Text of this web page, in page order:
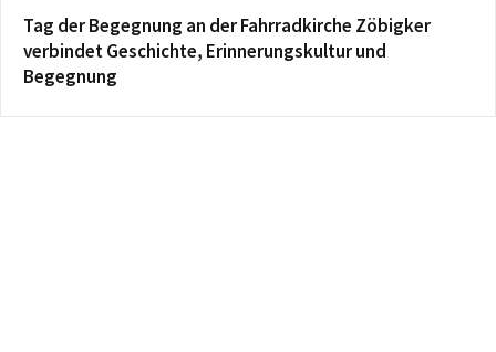
Tag der Begegnung an der Fahrradkirche Zöbigker
verbindet Geschichte, Erinnerungskultur und
Begegnung